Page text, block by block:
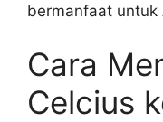
bermanfaat untuk
Cara
Celcius